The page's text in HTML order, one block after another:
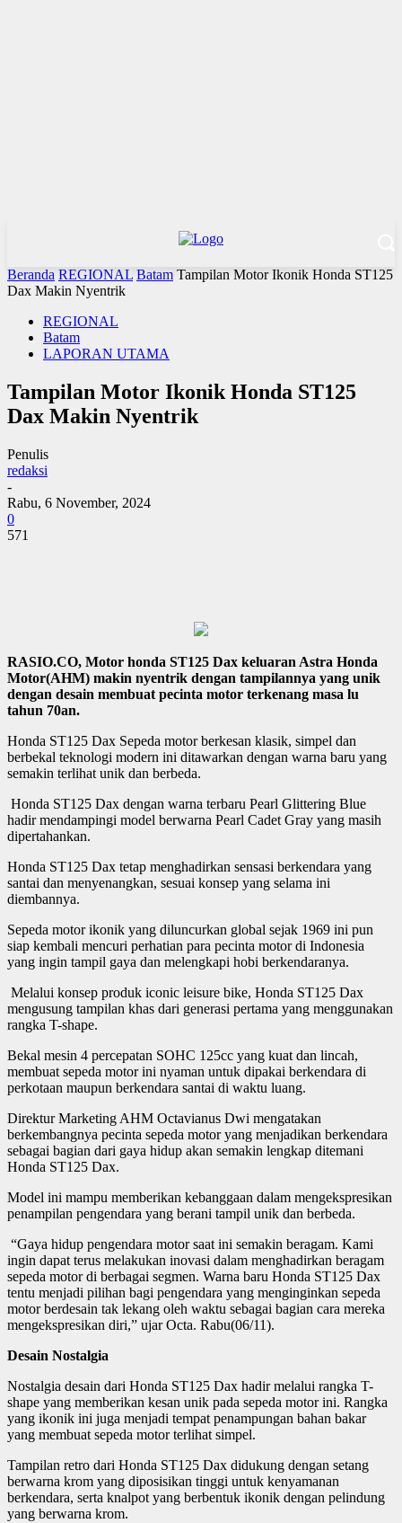
Beranda REGIONAL Batam Tampilan Motor Ikonik Honda ST125
Dax Makin Nyentrik
REGIONAL
Batam
LAPORAN UTAMA
Tampilan Motor Ikonik Honda ST125
Dax Makin Nyentrik
Penulis
redaksi
-
Rabu, 6 November, 2024
0
571
RASIO.CO, Motor honda ST125 Dax keluaran Astra Honda
Motor(AHM) makin nyentrik dengan tampilannya yang unik
dengan desain membuat pecinta motor terkenang masa lu
tahun 70an.
Honda ST125 Dax Sepeda motor berkesan klasik, simpel dan
berbekal teknologi modern ini ditawarkan dengan warna baru yang
semakin terlihat unik dan berbeda.
Honda ST125 Dax dengan warna terbaru Pearl Glittering Blue
hadir mendampingi model berwarna Pearl Cadet Gray yang masih
dipertahankan.
Honda ST125 Dax tetap menghadirkan sensasi berkendara yang
santai dan menyenangkan, sesuai konsep yang selama ini
diembannya.
Sepeda motor ikonik yang diluncurkan global sejak 1969 ini pun
siap kembali mencuri perhatian para pecinta motor di Indonesia
yang ingin tampil gaya dan melengkapi hobi berkendaranya.
Melalui konsep produk iconic leisure bike, Honda ST125 Dax
mengusung tampilan khas dari generasi pertama yang menggunakan
rangka T-shape.
Bekal mesin 4 percepatan SOHC 125cc yang kuat dan lincah,
membuat sepeda motor ini nyaman untuk dipakai berkendara di
perkotaan maupun berkendara santai di waktu luang.
Direktur Marketing AHM Octavianus Dwi mengatakan
berkembangnya pecinta sepeda motor yang menjadikan berkendara
sebagai bagian dari gaya hidup akan semakin lengkap ditemani
Honda ST125 Dax.
Model ini mampu memberikan kebanggaan dalam mengekspresikan
penampilan pengendara yang berani tampil unik dan berbeda.
“Gaya hidup pengendara motor saat ini semakin beragam. Kami
ingin dapat terus melakukan inovasi dalam menghadirkan beragam
sepeda motor di berbagai segmen. Warna baru Honda ST125 Dax
tentu menjadi pilihan bagi pengendara yang menginginkan sepeda
motor berdesain tak lekang oleh waktu sebagai bagian cara mereka
mengekspresikan diri,” ujar Octa. Rabu(06/11).
Desain Nostalgia
Nostalgia desain dari Honda ST125 Dax hadir melalui rangka T-
shape yang memberikan kesan unik pada sepeda motor ini. Rangka
yang ikonik ini juga menjadi tempat penampungan bahan bakar
yang membuat sepeda motor terlihat simpel.
Tampilan retro dari Honda ST125 Dax didukung dengan setang
berwarna krom yang diposisikan tinggi untuk kenyamanan
berkendara, serta knalpot yang berbentuk ikonik dengan pelindung
yang berwarna krom.